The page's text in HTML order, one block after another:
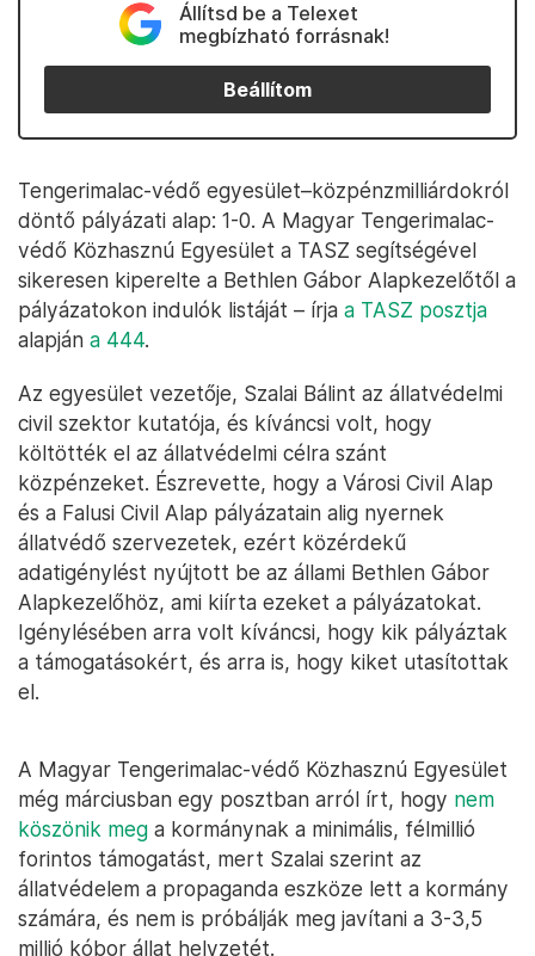
Állítsd be a Telexet
megbízható forrásnak!
Beállítom
Tengerimalac-védő egyesület–közpénzmilliárdokról
döntő pályázati alap: 1-0. A Magyar Tengerimalac-
védő Közhasznú Egyesület a TASZ segítségével
sikeresen kiperelte a Bethlen Gábor Alapkezelőtől a
pályázatokon indulók listáját – írja a TASZ posztja
alapján a 444.
Az egyesület vezetője, Szalai Bálint az állatvédelmi
civil szektor kutatója, és kíváncsi volt, hogy
költötték el az állatvédelmi célra szánt
közpénzeket. Észrevette, hogy a Városi Civil Alap
és a Falusi Civil Alap pályázatain alig nyernek
állatvédő szervezetek, ezért közérdekű
adatigénylést nyújtott be az állami Bethlen Gábor
Alapkezelőhöz, ami kiírta ezeket a pályázatokat.
Igénylésében arra volt kíváncsi, hogy kik pályáztak
a támogatásokért, és arra is, hogy kiket utasítottak
el.
A Magyar Tengerimalac-védő Közhasznú Egyesület
még márciusban egy posztban arról írt, hogy nem
köszönik meg a kormánynak a minimális, félmillió
forintos támogatást, mert Szalai szerint az
állatvédelem a propaganda eszköze lett a kormány
számára, és nem is próbálják meg javítani a 3-3,5
millió kóbor állat helyzetét.